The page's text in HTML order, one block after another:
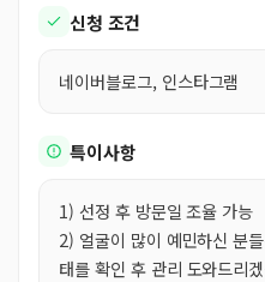
신청 조건
네이버블로그, 인스타그램
특이사항
1) 선정 후 방문일 조율 가능
2) 얼굴이 많이 예민하신 분
태를 확인 후 관리 도와드리